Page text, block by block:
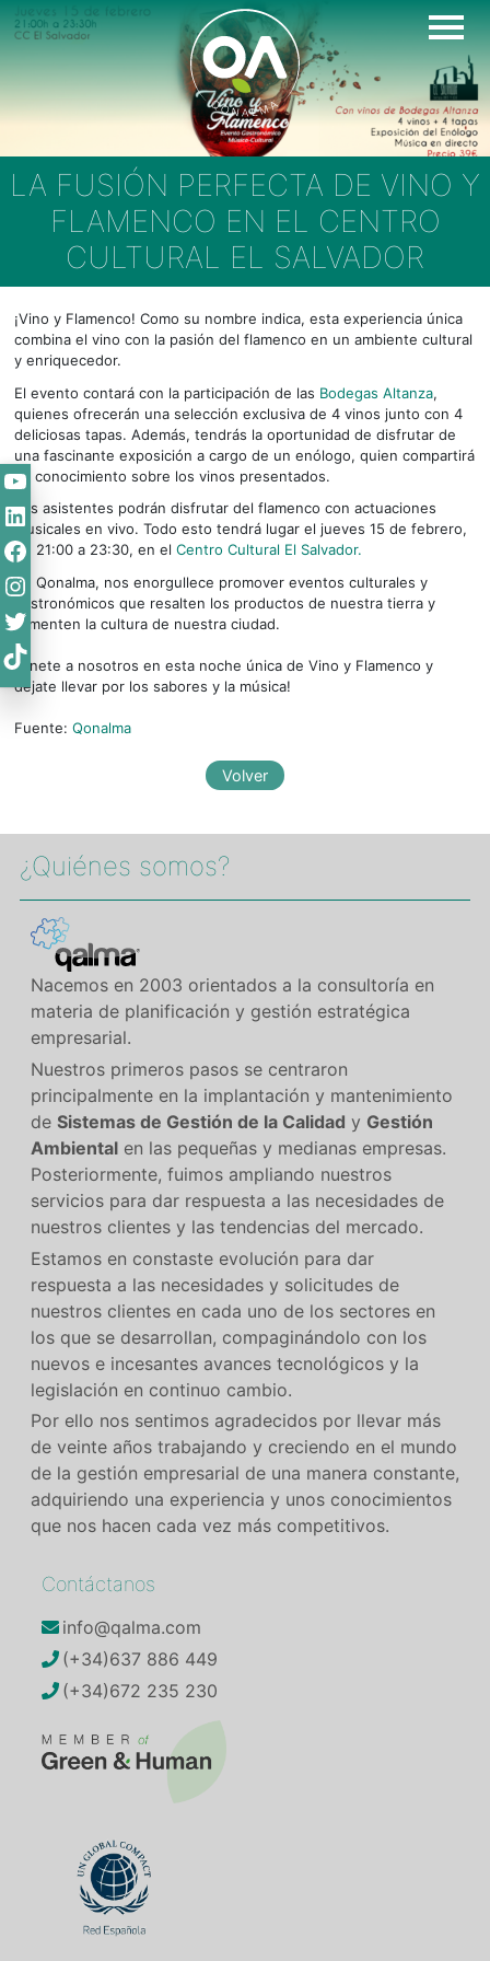
LA FUSIÓN PERFECTA DE VINO Y
FLAMENCO EN EL CENTRO
CULTURAL EL SALVADOR
¡Vino y Flamenco! Como su nombre indica, esta experiencia única
combina el vino con la pasión del flamenco en un ambiente cultural
y enriquecedor.
El evento contará con la participación de las Bodegas Altanza,
quienes ofrecerán una selección exclusiva de 4 vinos junto con 4
deliciosas tapas. Además, tendrás la oportunidad de disfrutar de
una fascinante exposición a cargo de un enólogo, quien compartirá
su conocimiento sobre los vinos presentados.
Los asistentes podrán disfrutar del flamenco con actuaciones
musicales en vivo. Todo esto tendrá lugar el jueves 15 de febrero,
de 21:00 a 23:30, en elCentro Cultural El Salvador.
En Qonalma, nos enorgullece promover eventos culturales y
gastronómicos que resalten los productos de nuestra tierra y
fomenten la cultura de nuestra ciudad.
¡Únete a nosotros en esta noche única de Vino y Flamenco y
déjate llevar por los sabores y la música!
Fuente:Qonalma
¿Quiénes somos?​
Nacemos en 2003 orientados a la consultoría en
materia de planificación y gestión estratégica
empresarial.
Nuestros primeros pasos se centraron
principalmente en la implantación y mantenimiento
de Sistemas de Gestión de la Calidad y Gestión
Ambientalen las pequeñas y medianas empresas.
Posteriormente, fuimos ampliando nuestros
servicios para dar respuesta a las necesidades de
nuestros clientes y las tendencias del mercado.
Estamos en constaste evolución para dar
respuesta a las necesidades y solicitudes de
nuestros clientes en cada uno de los sectores en
los que se desarrollan, compaginándolo con los
nuevos e incesantes avances tecnológicos y la
legislación en continuo cambio.
Por ello nos sentimos agradecidos por llevar más
de veinte años trabajando y creciendo en el mundo
de la gestión empresarial de una manera constante,
adquiriendo una experiencia y unos conocimientos
que nos hacen cada vez más competitivos.
Contáctanos
info@qalma.com
(+34)637 886 449
(+34)672 235 230
YouTube
LinkedIn
Facebook
Instagram
Twitter
TikTok